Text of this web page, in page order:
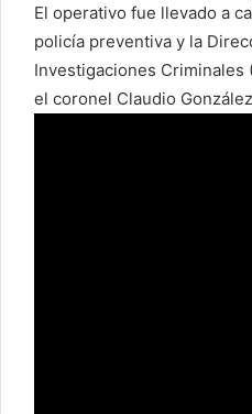
El operativo fue llevado a
policía preventiva y la
Investigaciones Criminales
el coronel Claudio